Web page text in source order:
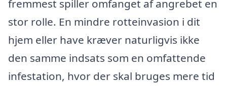
fremmest spiller omfanget af angrebet en
stor rolle. En mindre rotteinvasion i dit
hjem eller have kræver naturligvis ikke
den samme indsats som en omfattende
infestation, hvor der skal bruges mere tid